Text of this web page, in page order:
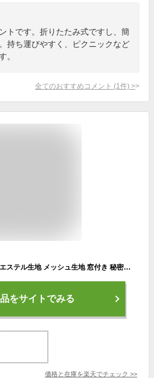
トです。折りたたみ式ですし、簡
持ち運びやすく、ピクニックなど
。
全てのおすすめコメント (1 件) >
キッズテント おもちゃ ポリエステル生地 メッシュ生地 窓付き 秘密基地 防蚊 防水 子供用テント 室内遊具 コンパクト 知育玩具 ボールハウス 室内 屋外 プレイハウス 男の子 女の子 通気性抜群 折り畳み式 ピクニック 簡単組立 プレゼント プレイテント
をサイトでみる
価格と在庫を楽天でチェック >>